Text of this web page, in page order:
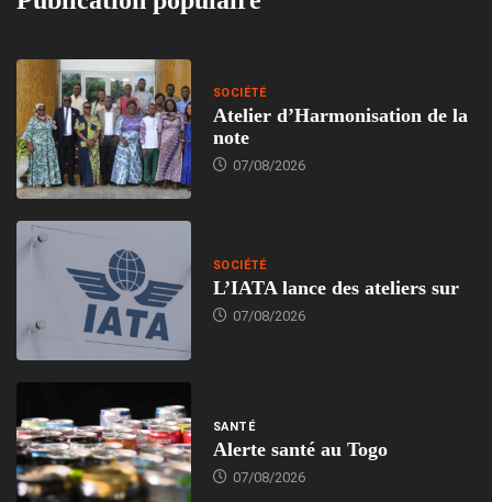
SOCIÉTÉ
Atelier d’Harmonisation de la
note
07/08/2026
SOCIÉTÉ
L’IATA lance des ateliers sur
07/08/2026
SANTÉ
Alerte santé au Togo
07/08/2026